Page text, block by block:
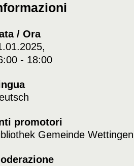
/ Ora
- 18:00
promotori
Gemeinde Wettingen